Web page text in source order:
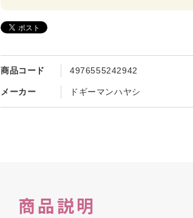
商品コード 4976555242942
メーカー ドギーマンハヤシ
商品説明